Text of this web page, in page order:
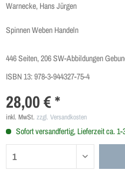
Warnecke, Hans Jürgen
Spinnen Weben Handeln
446 Seiten, 206 SW-Abbildungen
ISBN 13:978-3-944327-75-4
28,00 € *
inkl. MwSt. zzgl. Versandkosten
Sofort versandfertig, Lieferzeit ca. 1-